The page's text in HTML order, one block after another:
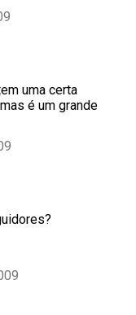
uma certa
é um grande